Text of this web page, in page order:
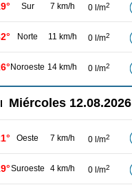
Sur 7 km/h 0 l/m2
Norte 11 km/h 0 l/m2
Noroeste 14 km/h 0 l/m2
Miércoles 12.08.2026
Oeste 7 km/h 0 l/m2
Suroeste 4 km/h 0 l/m2